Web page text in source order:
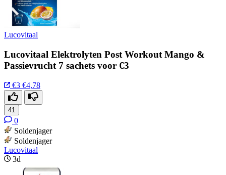
Lucovitaal
Lucovitaal Elektrolyten Post Workout Mango &
Passievrucht 7 sachets voor €3
€3 €4,78
41
0
Soldenjager
Soldenjager
Lucovitaal
3d